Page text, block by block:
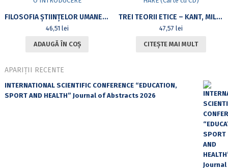
FILOSOFIA ȘTIINȚELOR UMANE: O INTRODUCERE
46,51 lei
ADAUGĂ ÎN COȘ
TREI TEORII ETICE – KANT, MILL, HARE (CARTE CU CD)
47,57 lei
CITEȘTE MAI MULT
APARIȚII RECENTE
INTERNATIONAL SCIENTIFIC CONFERENCE “EDUCATION,
SPORT AND HEALTH” Journal of Abstracts 2026